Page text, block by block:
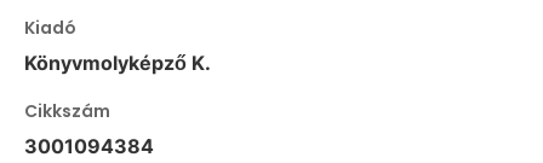
Kiadó
Könyvmolyképző K.
Cikkszám
3001094384